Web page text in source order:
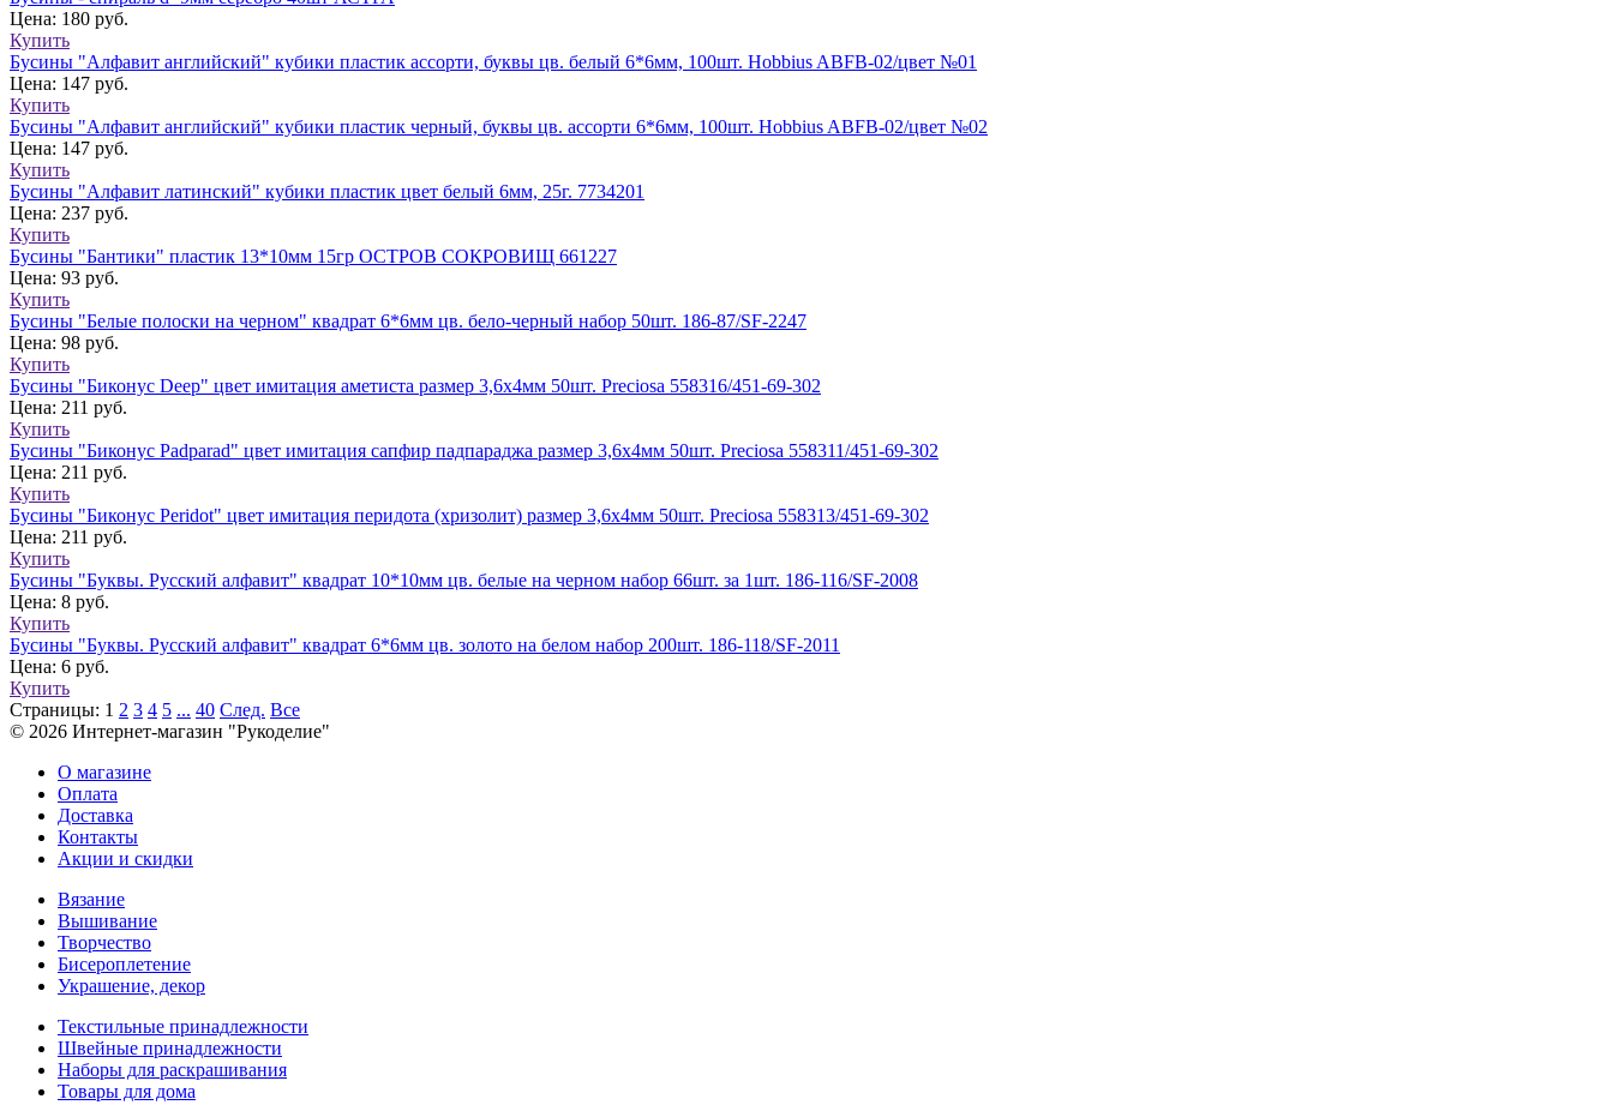
Цена: 180 руб.
Купить
Бусины "Алфавит английский" кубики пластик ассорти, буквы цв. белый 6*6мм, 100шт. Hobbius ABFB-02/цвет №01
Цена: 147 руб.
Купить
Бусины "Алфавит английский" кубики пластик черный, буквы цв. ассорти 6*6мм, 100шт. Hobbius ABFB-02/цвет №02
Цена: 147 руб.
Купить
Бусины "Алфавит латинский" кубики пластик цвет белый 6мм, 25г. 7734201
Цена: 237 руб.
Купить
Бусины "Бантики" пластик 13*10мм 15гр ОСТРОВ СОКРОВИЩ 661227
Цена: 93 руб.
Купить
Бусины "Белые полоски на черном" квадрат 6*6мм цв. бело-черный набор 50шт. 186-87/SF-2247
Цена: 98 руб.
Купить
Бусины "Биконус Deep" цвет имитация аметиста размер 3,6x4мм 50шт. Preciosa 558316/451-69-302
Цена: 211 руб.
Купить
Бусины "Биконус Padparad" цвет имитация сапфир падпараджа размер 3,6x4мм 50шт. Preciosa 558311/451-69-302
Цена: 211 руб.
Купить
Бусины "Биконус Peridot" цвет имитация перидота (хризолит) размер 3,6x4мм 50шт. Preciosa 558313/451-69-302
Цена: 211 руб.
Купить
Бусины "Буквы. Русский алфавит" квадрат 10*10мм цв. белые на черном набор 66шт. за 1шт. 186-116/SF-2008
Цена: 8 руб.
Купить
Бусины "Буквы. Русский алфавит" квадрат 6*6мм цв. золото на белом набор 200шт. 186-118/SF-2011
Цена: 6 руб.
Купить
Страницы: 1 2 3 4 5 ... 40 След. Все
© 2026 Интернет-магазин "Рукоделие"
О магазине
Оплата
Доставка
Контакты
Акции и скидки
Вязание
Вышивание
Творчество
Бисероплетение
Украшение, декор
Текстильные принадлежности
Швейные принадлежности
Наборы для раскрашивания
Товары для дома